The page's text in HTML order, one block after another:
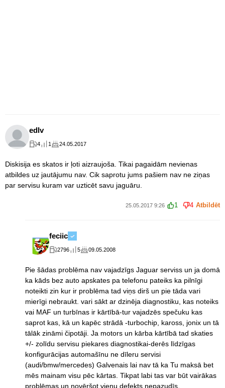
edlv
4 1 24.05.2017
Diskisija es skatos ir ļoti aizraujoša. Tikai pagaidām nevienas
atbildes uz jautājumu nav. Cik saprotu jums pašiem nav ne ziņas
par servisu kuram var uzticēt savu jaguāru.
25.05.2017 9:26 1 4 Atbildēt
feciic
2796 5 09.05.2008
Pie šādas problēma nav vajadzīgs Jaguar serviss un ja domā
ka kāds bez auto apskates pa telefonu pateiks ka pilnīgi
noteikti zin kur ir problēma tad viņs dirš un pie tāda vari
mierīgi nebraukt. vari sākt ar dzinēja diagnostiku, kas noteiks
vai MAF un turbīnas ir kārtībā-tur vajadzēs spečuku kas
saprot kas, kā un kapēc strādā -turbochip, kaross, jonix un tā
tālāk zināmi čipotāji. Ja motors un kārba kārtībā tad skaties
+/- zolīdu servisu piekares diagnostikai-derēs līdzīgas
konfigurācijas automašīnu ne dīleru servisi
(audi/bmw/mercedes) Galvenais lai nav tā ka Tu maksā bet
mēs mainam visu pēc kārtas. Tikpat labi tas var būt vairākas
problēmas un novēršot vienu defekts nepazudīs.